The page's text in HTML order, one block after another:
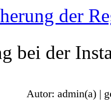
der
bei der
Autor: admin(a) |